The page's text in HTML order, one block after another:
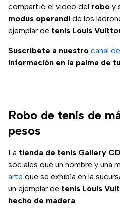
compartió el video del robo y
modus operandi de los
ejemplar de tenis Louis
Suscríbete a nuestro canal
información en la palma de
Robo de tenis de
pesos
La tienda de tenis Gallery
sociales que un hombre y una
arte que se exhibía en la
un ejemplar de tenis Louis
hecho de madera.